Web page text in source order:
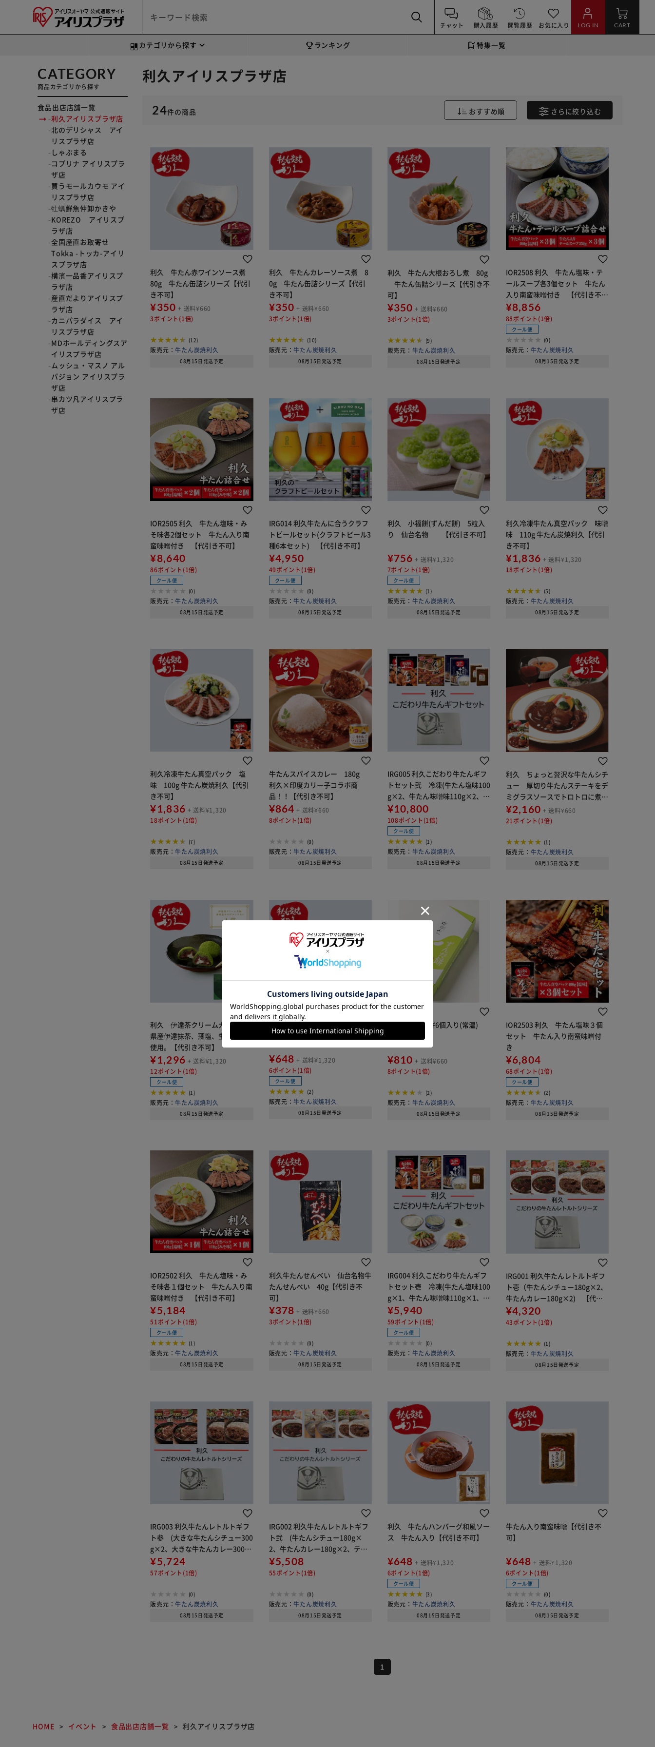
チャット 購入履歴 閲覧履歴 お気に入り LOG IN CART
カテゴリから探す ランキング 特集一覧
CATEGORY
商品カテゴリから探す
食品出店店舗一覧
利久アイリスプラザ店
北のデリシャス アイ
リスプラザ店
しゃぶまる
コプリナ アイリスプラ
ザ店
買うモールカウモ アイ
リスプラザ店
牡蠣鮮魚仲卸かきや
KOREZO アイリスプ
ラザ店
全国産直お取寄せ
Tokka -トッカ-アイリ
スプラザ店
横濱一品香アイリスプ
ラザ店
産直だよりアイリスプ
ラザ店
カニパラダイス アイ
リスプラザ店
MDホールディングスア
イリスプラザ店
ムッシュ・マスノ アル
パジョン アイリスプラ
ザ店
串カツ凡アイリスプラ
ザ店
利久アイリスプラザ店
24件の商品 おすすめ順 さらに絞り込む
利久 牛たん赤ワインソース煮
80g 牛たん缶詰シリーズ【代引
き不可】
¥350 + 送料¥660
3ポイント(1倍)
(12)
販売元：牛たん炭焼利久
08月15日発送予定
利久 牛たんカレーソース煮 8
0g 牛たん缶詰シリーズ【代引
き不可】
¥350 + 送料¥660
3ポイント(1倍)
(10)
販売元：牛たん炭焼利久
08月15日発送予定
利久 牛たん大根おろし煮 80g
牛たん缶詰シリーズ【代引き不
可】
¥350 + 送料¥660
3ポイント(1倍)
(9)
販売元： 牛たん炭焼利久
08月15日発送予定
IOR2508 利久 牛たん塩味・テ
ールスープ各3個セット 牛たん
入り南蛮味噌付き 【代引き不
可】
¥8,856
88ポイント(1倍)
クール便
(0)
販売元： 牛たん炭焼利久
08月15日発送予定
IOR2505 利久 牛たん塩味・み
そ味各2個セット 牛たん入り南
蛮味噌付き 【代引き不可】
¥8,640
86ポイント(1倍)
クール便
(0)
販売元：牛たん炭焼利久
08月15日発送予定
IRG014 利久牛たんに合うクラフ
トビールセット(クラフトビール3
種6本セット) 【代引き不可】
¥4,950
49ポイント(1倍)
クール便
(0)
販売元：牛たん炭焼利久
08月15日発送予定
利久 小福餅(ずんだ餅) 5粒入
り 仙台名物 【代引き不可】
¥756 + 送料¥1,320
7ポイント(1倍)
クール便
(1)
販売元： 牛たん炭焼利久
08月15日発送予定
利久冷凍牛たん真空パック 味噌
味 110g 牛たん炭焼利久【代引
き不可】
¥1,836 + 送料¥1,320
18ポイント(1倍)
(5)
販売元： 牛たん炭焼利久
08月15日発送予定
利久冷凍牛たん真空パック 塩
味 100g 牛たん炭焼利久【代引
き不可】
¥1,836 + 送料¥1,320
18ポイント(1倍)
(7)
販売元：牛たん炭焼利久
08月15日発送予定
牛たんスパイスカレー 180g
利久×印度カリー子コラボ商
品！！【代引き不可】
¥864 + 送料¥660
8ポイント(1倍)
(0)
販売元：牛たん炭焼利久
08月15日発送予定
IRG005 利久こだわり牛たんギフ
トセット弐 冷凍(牛たん塩味100
g×2、牛たん味噌味110g×2、テ
ールスープ250g×2、牛たん入南
蛮味噌100g×2) 【代引き不
可】
¥10,800
108ポイント(1倍)
クール便
(1)
販売元： 牛たん炭焼利久
08月15日発送予定
利久 ちょっと贅沢な牛たんシチ
ュー 厚切り牛たんステーキをデ
ミグラスソースでトロトロに煮込
みました！【代引き不可】
¥2,160 + 送料¥660
21ポイント(1倍)
(1)
販売元： 牛たん炭焼利久
08月15日発送予定
利久 伊達茶クリーム大福 宮城
県産伊達抹茶、藻塩、生クリーム
使用。【代引き不可】
¥1,296 + 送料¥1,320
12ポイント(1倍)
クール便
(1)
販売元：牛たん炭焼利久
08月15日発送予定
利久 牛たんハンバーグデミソー
ス 牛たん入り【代引き不可】
¥648 + 送料¥1,320
6ポイント(1倍)
クール便
(2)
販売元：牛たん炭焼利久
08月15日発送予定
利久 ずんだ餅6個入り(常温)
¥810 + 送料¥660
8ポイント(1倍)
(2)
販売元： 牛たん炭焼利久
08月15日発送予定
IOR2503 利久 牛たん塩味３個
セット 牛たん入り南蛮味噌付
き
¥6,804
68ポイント(1倍)
クール便
(2)
販売元： 牛たん炭焼利久
08月15日発送予定
IOR2502 利久 牛たん塩味・み
そ味各１個セット 牛たん入り南
蛮味噌付き 【代引き不可】
¥5,184
51ポイント(1倍)
クール便
(1)
販売元：牛たん炭焼利久
08月15日発送予定
利久牛たんせんべい 仙台名物牛
たんせんべい 40g【代引き不
可】
¥378 + 送料¥660
3ポイント(1倍)
(0)
販売元：牛たん炭焼利久
08月15日発送予定
IRG004 利久こだわり牛たんギフ
トセット壱 冷凍(牛たん塩味100
g×1、牛たん味噌味110g×1、テ
ールスープ250g×1、牛たん入南
蛮味噌100g×1) 【代引き不
可】
¥5,940
59ポイント(1倍)
クール便
(0)
販売元： 牛たん炭焼利久
08月15日発送予定
IRG001 利久牛たんレトルトギフ
ト壱（牛たんシチュー180g×2、
牛たんカレー180g×2) 【代引
き不可】
¥4,320
43ポイント(1倍)
(1)
販売元： 牛たん炭焼利久
08月15日発送予定
IRG003 利久牛たんレトルトギフ
ト参 (大きな牛たんシチュー300
g×2、大きな牛たんカレー300g
×2) 【代引き不可】
¥5,724
57ポイント(1倍)
(0)
販売元：牛たん炭焼利久
08月15日発送予定
IRG002 利久牛たんレトルトギフ
ト弐 (牛たんシチュー180g×
2、牛たんカレー180g×2、テー
ルスープ250g×2) 【代引き不
可】
¥5,508
55ポイント(1倍)
(0)
販売元：牛たん炭焼利久
08月15日発送予定
利久 牛たんハンバーグ和風ソー
ス 牛たん入り【代引き不可】
¥648 + 送料¥1,320
6ポイント(1倍)
クール便
(3)
販売元： 牛たん炭焼利久
08月15日発送予定
牛たん入り南蛮味噌【代引き不
可】
¥648 + 送料¥1,320
6ポイント(1倍)
クール便
(0)
販売元： 牛たん炭焼利久
08月15日発送予定
1
HOME イベント 食品出店店舗一覧 利久アイリスプラザ店
※ご確認ください